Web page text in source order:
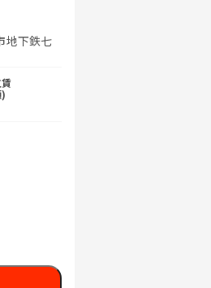
地下鉄七